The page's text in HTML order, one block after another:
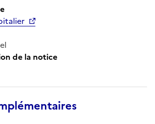
de la notice